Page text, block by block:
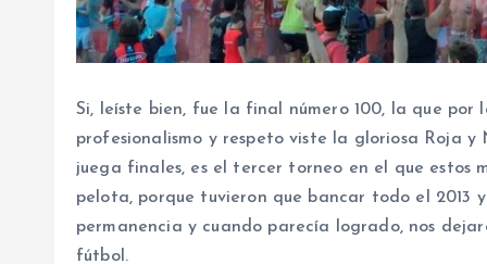
Si, leíste bien, fue la final número 100, la que
profesionalismo y respeto viste la gloriosa Roja
juega finales, es el tercer torneo en el que estos
pelota, porque tuvieron que bancar todo el 2013
permanencia y cuando parecía logrado, nos
fútbol.